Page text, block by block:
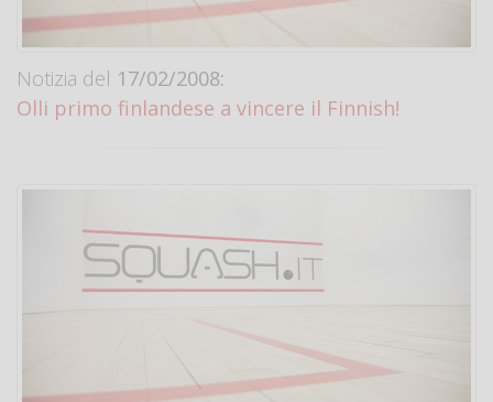
Notizia del 17/02/2008:
Olli primo finlandese a vincere il Finnish!